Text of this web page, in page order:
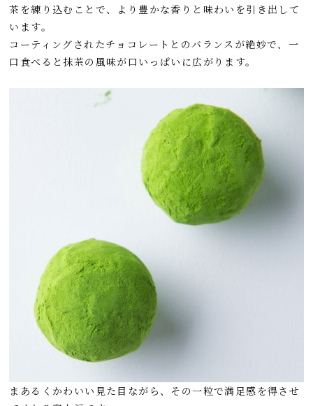
茶を練り込むことで、より豊かな香りと味わいを引き出して
います。
コーティングされたチョコレートとのバランスが絶妙で、一
口食べると抹茶の風味が口いっぱいに広がります。
まあるくかわいい見た目ながら、その一粒で満足感を得させ